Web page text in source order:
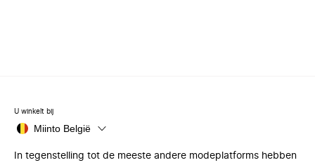
U winkelt bij
Miinto België
In tegenstelling tot de meeste andere modeplatforms hebben